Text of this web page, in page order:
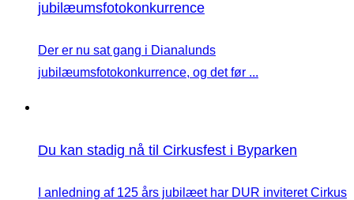
jubilæumsfotokonkurrence
Der er nu sat gang i Dianalunds
jubilæumsfotokonkurrence, og det før ...
Du kan stadig nå til Cirkusfest i Byparken
I anledning af 125 års jubilæet har DUR inviteret Cirkus